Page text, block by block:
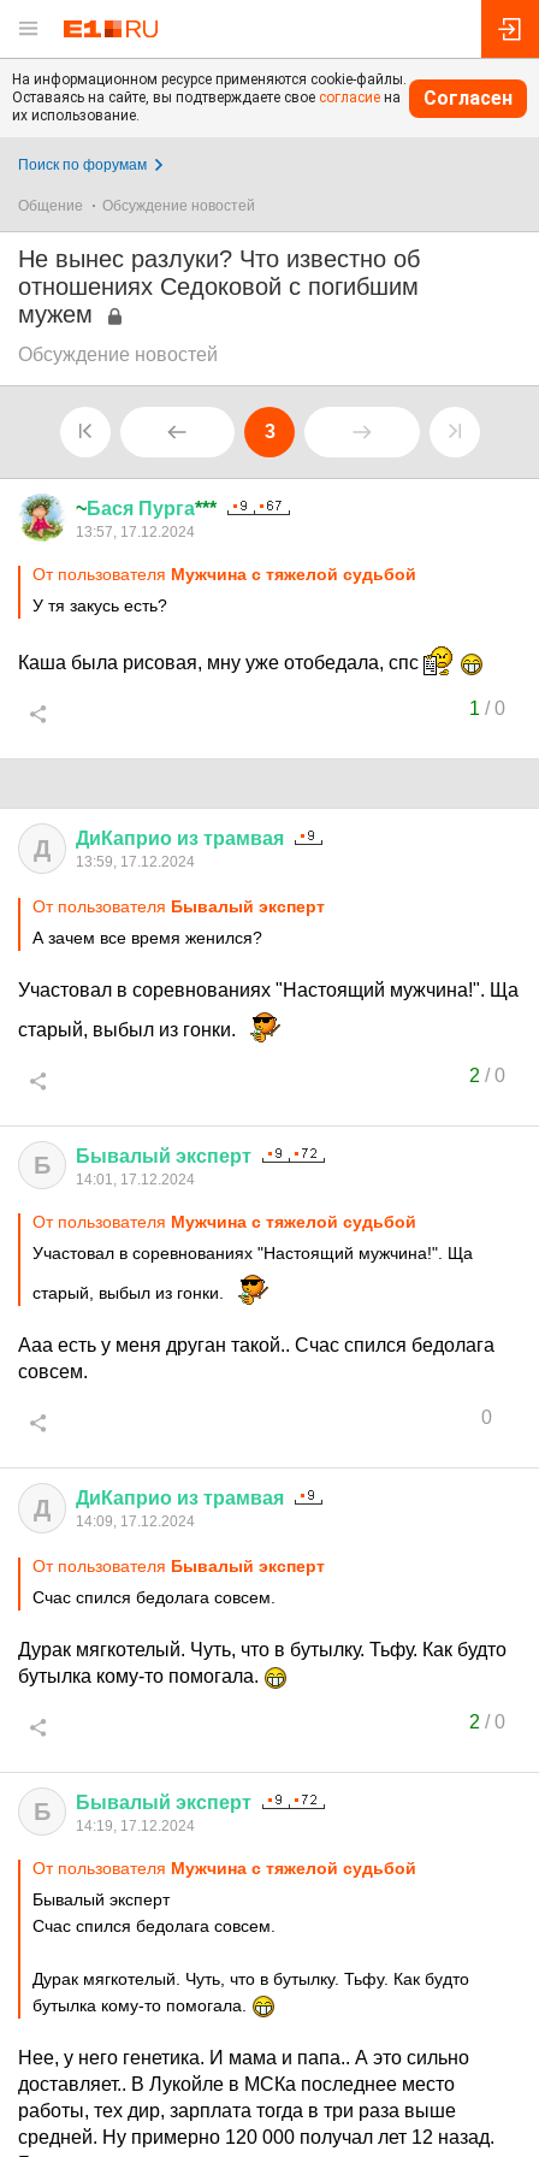
На информационном ресурсе применяются cookie-файлы.
Оставаясь на сайте, вы подтверждаете свое согласие на
их использование.
Согласен
Поиск по форумам
Общение Обсуждение новостей
Не вынес разлуки? Что известно об
отношениях Седоковой с погибшим
мужем
Обсуждение новостей
3
~Бася Пурга***
13:57, 17.12.2024
От пользователя Мужчина с тяжелой судьбой
У тя закусь есть?
Каша была рисовая, мну уже отобедала, спс
1 /0
Д ДиКаприо из трамвая
13:59, 17.12.2024
От пользователя Бывалый эксперт
А зачем все время женился?
Участовал в соревнованиях "Настоящий мужчина!". Ща
старый, выбыл из гонки.
2 /0
Б Бывалый эксперт
14:01, 17.12.2024
От пользователя Мужчина с тяжелой судьбой
Участовал в соревнованиях "Настоящий мужчина!". Ща
старый, выбыл из гонки.
Ааа есть у меня друган такой.. Счас спился бедолага
совсем.
0
Д ДиКаприо из трамвая
14:09, 17.12.2024
От пользователя Бывалый эксперт
Счас спился бедолага совсем.
Дурак мягкотелый. Чуть, что в бутылку. Тьфу. Как будто
бутылка кому-то помогала.
2 /0
Б Бывалый эксперт
14:19, 17.12.2024
От пользователя Мужчина с тяжелой судьбой
Бывалый эксперт
Счас спился бедолага совсем.
Дурак мягкотелый. Чуть, что в бутылку. Тьфу. Как будто
бутылка кому-то помогала.
Нее, у него генетика. И мама и папа.. А это сильно
доставляет.. В Лукойле в МСКа последнее место
работы, тех дир, зарплата тогда в три раза выше
средней. Ну примерно 120 000 получал лет 12 назад.